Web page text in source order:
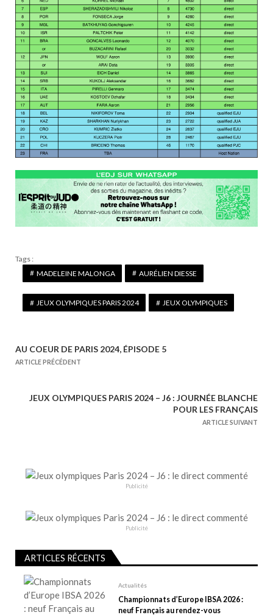
Tags :
MADELEINE MALONGA
AURÉLIEN DIESSE
JEUX OLYMPIQUES PARIS 2024 JEUX OLYMPIQUES
N
l
’
AU COEUR DE PARIS 2024, ÉPISODE 5
ARTICLE PRÉCÉDENT
JEUX OLYMPIQUES PARIS 2024 – J6 : JOURNÉE BLANCHE
POUR LES FRANÇAIS
ARTICLE SUIVANT
Publicité
Publicité
ARTICLES RÉCENTS
Actualités
Championnats d’Europe IBSA 2026 :
neuf Français au rendez-vous